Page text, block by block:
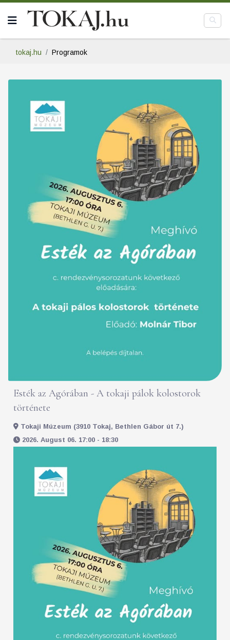
tokaj.hu Programok
Esték az Agórában - A tokaji pálok kolostorok
története
Tokaji Múzeum (3910 Tokaj, Bethlen Gábor út 7.)
2026. August 06. 17:00 - 18:30